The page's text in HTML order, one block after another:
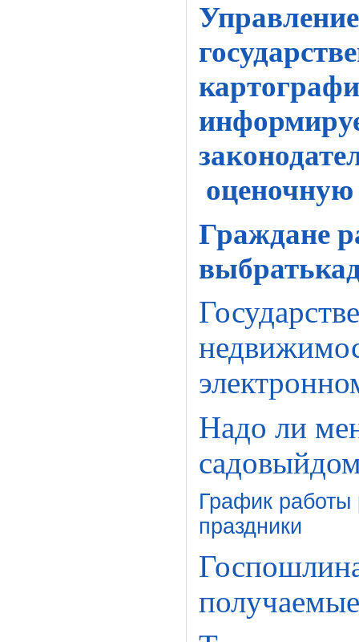
оценочную
Граждане
Надо ли
График работы
праздники